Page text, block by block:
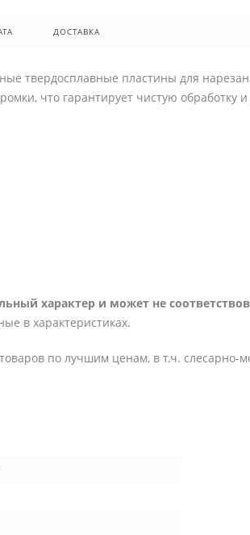
ДОСТАВКА
твердосплавные пластины для
что гарантирует чистую обработку
характер и может не
в характеристиках.
по лучшим ценам, в т.ч.